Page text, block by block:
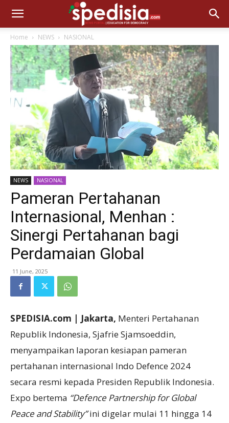
Home NEWS NASIONAL
NEWS NASIONAL
Pameran Pertahanan
Internasional, Menhan :
Sinergi Pertahanan bagi
Perdamaian Global
11 June, 2025
SPEDISIA.com | Jakarta, Menteri Pertahanan
Republik Indonesia, Sjafrie Sjamsoeddin,
menyampaikan laporan kesiapan pameran
pertahanan internasional Indo Defence 2024
secara resmi kepada Presiden Republik Indonesia.
Expo bertema “Defence Partnership for Global
Peace and Stability”ini digelar mulai 11 hingga 14